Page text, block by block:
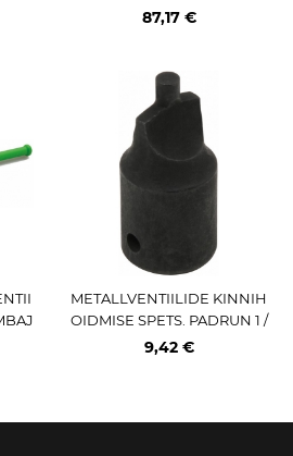
0 P / MIN REHVI REM. TÖÖD
87,17 €
METALLVENTIILIDE KINNIH
OIDMISE SPETS. PADRUN 1 /
4" KS TOOLS
9,42 €